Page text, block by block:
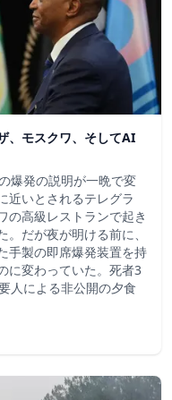
、モスクワ、そしてAI
爆発の説明が一晩で変
近いとされるテレグラ
の高級レストランで起き
だが夜が明ける前に、
手製の即席爆発装置を持
に変わっていた。死者3
人による非公開の夕食